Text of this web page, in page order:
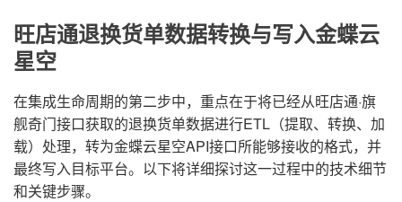
旺店通退换货单数据转换与写入金蝶云
星空
在集成生命周期的第二步中，重点在于将已经从旺店通·旗
舰奇门接口获取的退换货单数据进行ETL（提取、转换、加
载）处理，转为金蝶云星空API接口所能够接收的格式，并
最终写入目标平台。以下将详细探讨这一过程中的技术细节
和关键步骤。